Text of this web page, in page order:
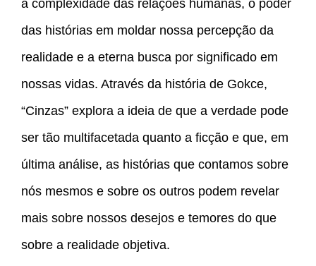
a complexidade das relações humanas, o poder
das histórias em moldar nossa percepção da
realidade e a eterna busca por significado em
nossas vidas. Através da história de Gokce,
“Cinzas” explora a ideia de que a verdade pode
ser tão multifacetada quanto a ficção e que, em
última análise, as histórias que contamos sobre
nós mesmos e sobre os outros podem revelar
mais sobre nossos desejos e temores do que
sobre a realidade objetiva.